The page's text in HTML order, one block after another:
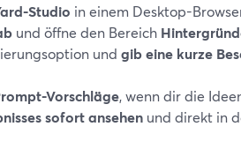
Studio in einem Desktop-
und öffne den Bereich
und gib eine kurze
Vorschläge, wenn dir die
sofort ansehen und direkt in